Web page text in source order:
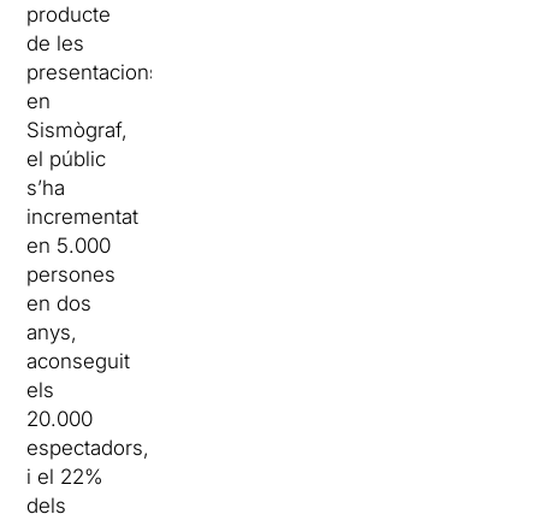
producte
de les
presentacions
en
Sismògraf,
el públic
s’ha
incrementat
en 5.000
persones
en dos
anys,
aconseguit
els
20.000
espectadors,
i el 22%
dels